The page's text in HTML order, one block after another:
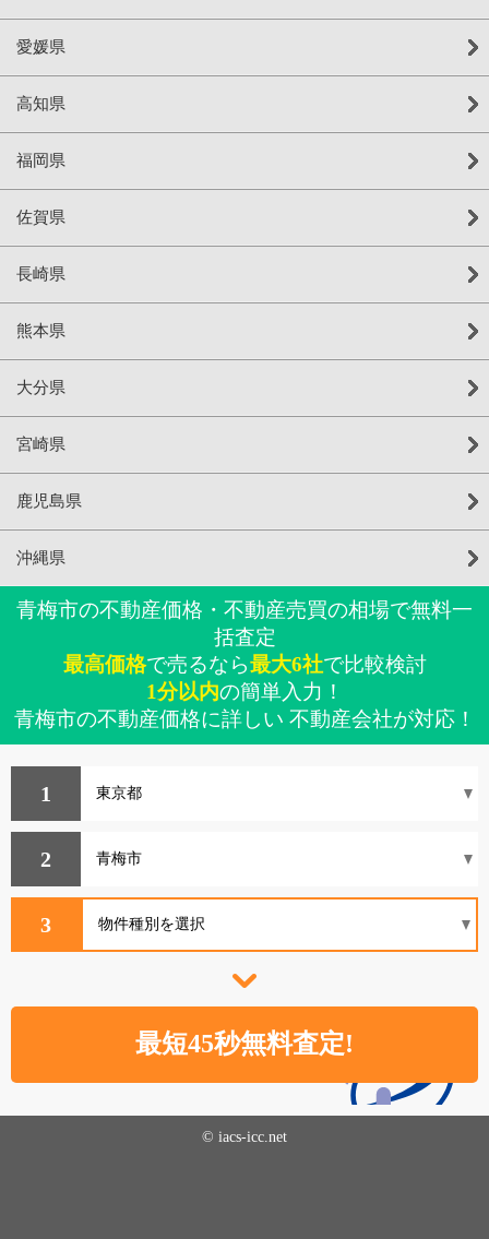
愛媛県
高知県
福岡県
佐賀県
長崎県
熊本県
大分県
宮崎県
鹿児島県
沖縄県
青梅市の不動産価格・不動産売買の相場で無料一
括査定
最高価格で売るなら最大6社で比較検討
1分以内の簡単入力！
青梅市の不動産価格に詳しい 不動産会社が対応！
1
2
3
© iacs-icc.net